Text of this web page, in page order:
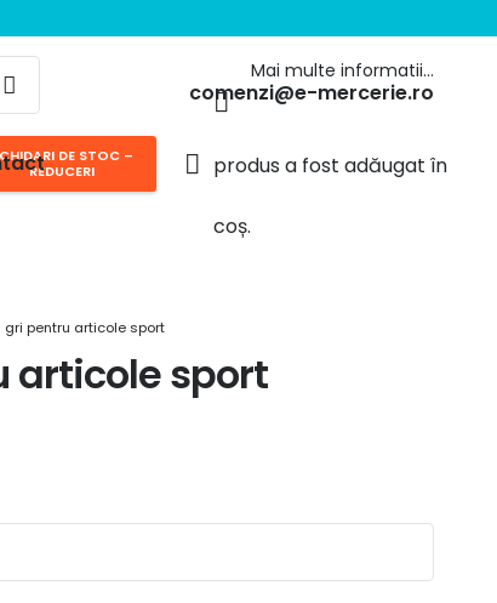
Mai multe informatii…
comenzi@e-mercerie.ro
DE STOC –
REDUCERI
produs a fost adăugat în
coș.
gri pentru articole sport
articole sport